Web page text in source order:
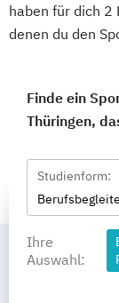
haben für dich 2
denen du den
Finde ein
Thüringen,
Studienform:
Ihre
Auswahl: